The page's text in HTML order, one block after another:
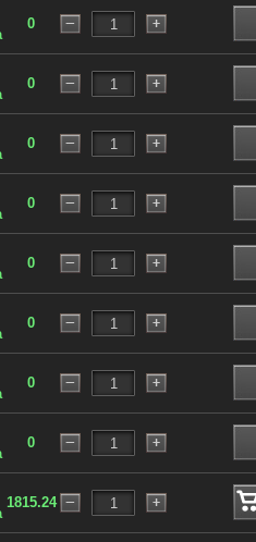
0
0
0
0
0
0
0
0
1815.24